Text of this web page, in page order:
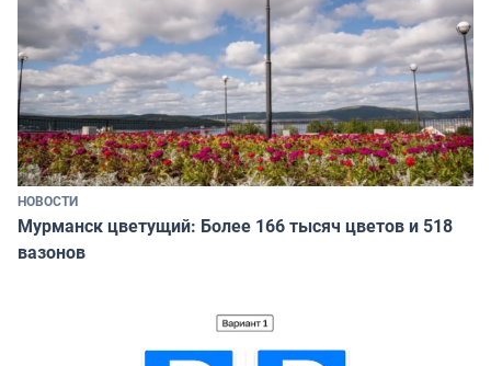
НОВОСТИ
Мурманск цветущий: Более 166 тысяч цветов и 518
вазонов